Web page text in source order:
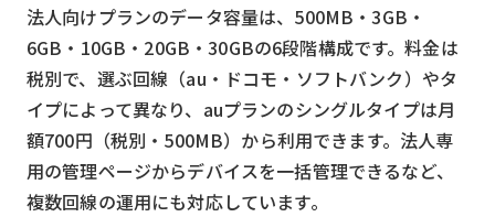
法人向けプランのデータ容量は、500MB・3GB・
6GB・10GB・20GB・30GBの6段階構成です。料金は
税別で、選ぶ回線（au・ドコモ・ソフトバンク）やタ
イプによって異なり、auプランのシングルタイプは月
額700円（税別・500MB）から利用できます。法人専
用の管理ページからデバイスを一括管理できるなど、
複数回線の運用にも対応しています。